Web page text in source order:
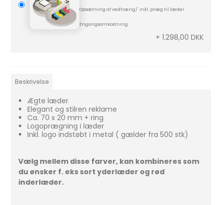
Opsætning af vedhæng/ inkl. præg til læder
Engangsomkostning
+ 1.298,00 DKK
Beskrivelse
Ægte læder
Elegant og stilren reklame
Ca. 70 x 20 mm + ring
Logoprægning i læder
Inkl. logo indstøbt i metal ( gælder fra 500 stk)
Vælg mellem disse farver, kan kombineres som
du ønsker f. eks sort yderlæder og rød
inderlæder.